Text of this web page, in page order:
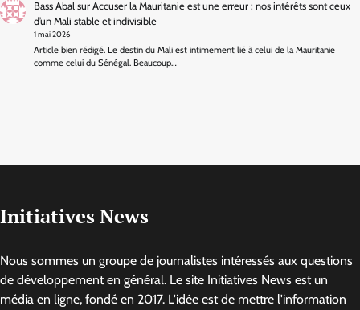
Bass Abal sur Accuser la Mauritanie est une erreur : nos intérêts sont ceux
d’un Mali stable et indivisible
1 mai 2026
Article bien rédigé. Le destin du Mali est intimement lié à celui de la Mauritanie
comme celui du Sénégal. Beaucoup…
Initiatives News
Nous sommes un groupe de journalistes intéressés aux questions
de développement en général. Le site Initiatives News est un
média en ligne, fondé en 2017. L'idée est de mettre l'information